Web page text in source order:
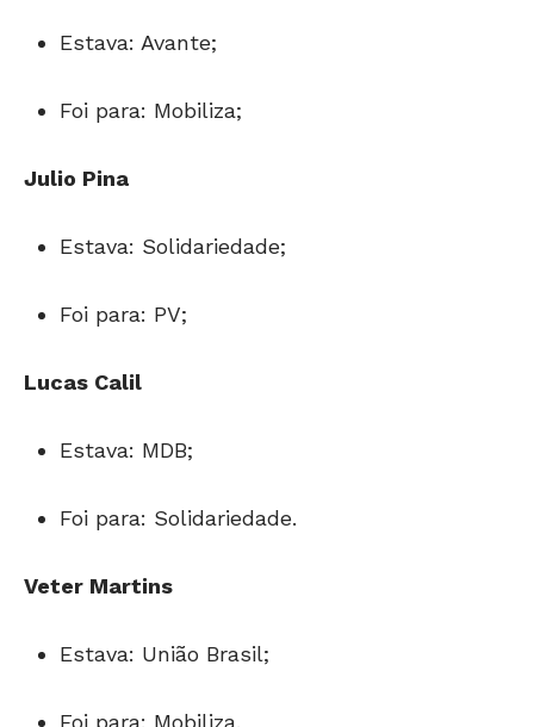
Estava: Avante;
Foi para: Mobiliza;
Julio Pina
Estava: Solidariedade;
Foi para: PV;
Lucas Calil
Estava: MDB;
Foi para: Solidariedade.
Veter Martins
Estava: União Brasil;
Foi para: Mobiliza.